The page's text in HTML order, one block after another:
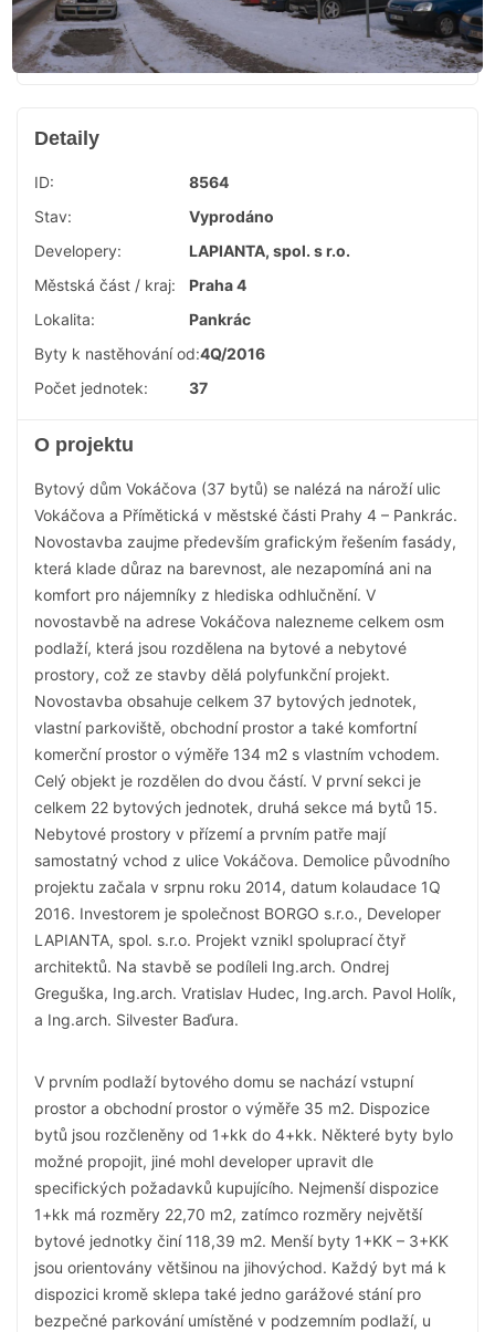
Detaily
ID:
8564
Stav:
Vyprodáno
Developery:
LAPIANTA, spol. s r.o.
Městská část / kraj:
Praha 4
Lokalita:
Pankrác
Byty k nastěhování od:4Q/2016
Počet jednotek:
37
O projektu
Bytový dům Vokáčova (37 bytů) se nalézá na nároží ulic
Vokáčova a Přímětická v městské části Prahy 4 – Pankrác.
Novostavba zaujme především grafickým řešením fasády,
která klade důraz na barevnost, ale nezapomíná ani na
komfort pro nájemníky z hlediska odhlučnění. V
novostavbě na adrese Vokáčova nalezneme celkem osm
podlaží, která jsou rozdělena na bytové a nebytové
prostory, což ze stavby dělá polyfunkční projekt.
Novostavba obsahuje celkem 37 bytových jednotek,
vlastní parkoviště, obchodní prostor a také komfortní
komerční prostor o výměře 134 m2 s vlastním vchodem.
Celý objekt je rozdělen do dvou částí. V první sekci je
celkem 22 bytových jednotek, druhá sekce má bytů 15.
Nebytové prostory v přízemí a prvním patře mají
samostatný vchod z ulice Vokáčova. Demolice původního
projektu začala v srpnu roku 2014, datum kolaudace 1Q
2016. Investorem je společnost BORGO s.r.o., Developer
LAPIANTA, spol. s.r.o. Projekt vznikl spoluprací čtyř
architektů. Na stavbě se podíleli Ing.arch. Ondrej
Greguška, Ing.arch. Vratislav Hudec, Ing.arch. Pavol Holík,
a Ing.arch. Silvester Baďura.
V prvním podlaží bytového domu se nachází vstupní
prostor a obchodní prostor o výměře 35 m2. Dispozice
bytů jsou rozčleněny od 1+kk do 4+kk. Některé byty bylo
možné propojit, jiné mohl developer upravit dle
specifických požadavků kupujícího. Nejmenší dispozice
1+kk má rozměry 22,70 m2, zatímco rozměry největší
bytové jednotky činí 118,39 m2. Menší byty 1+KK – 3+KK
jsou orientovány většinou na jihovýchod. Každý byt má k
dispozici kromě sklepa také jedno garážové stání pro
bezpečné parkování umístěné v podzemním podlaží, u